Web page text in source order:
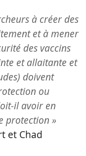
à créer des
et à mener
des vaccins
et allaitante et
doivent
ou
il avoir en
protection »
et Chad